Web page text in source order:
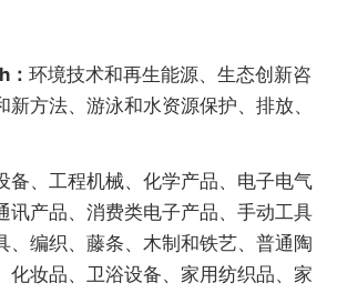
环境技术和再生能源、生态创新咨
新方法、游泳和水资源保护、排放、
备、工程机械、化学产品、电子电气
讯产品、消费类电子产品、手动工具
、编织、藤条、木制和铁艺、普通陶
化妆品、卫浴设备、家用纺织品、家